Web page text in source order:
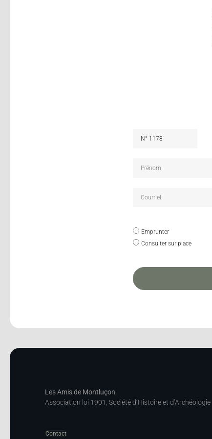
Emprunter
Consulter sur place
Les Amis de Montluçon
Association loi 1901, Société d’Histoire et d’Archéologie
Contact